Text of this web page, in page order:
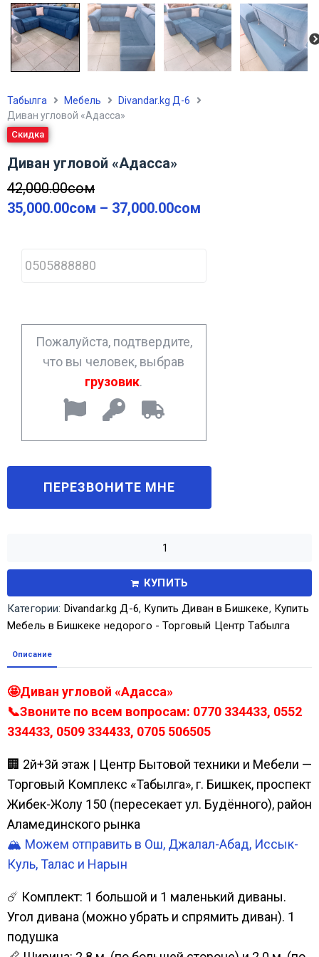
Табылга Мебель
Divandar.kg Д-6
Диван угловой «Адасса»
Скидка
Диван угловой «Адасса»
42,000.00сом
35,000.00сом – 37,000.00сом
h
o
*
Пожалуйста, подтвердите,
что вы человек, выбрав
грузовик.
КУПИТЬ
Категории: Divandar.kg Д-6, Купить Диван в Бишкеке, Купить
Мебель в Бишкеке недорого - Торговый Центр Табылга
Описание
🤩Диван угловой «Адасса»
📞Звоните по всем вопросам: 0770 334433, 0552
334433, 0509 334433, 0705 506505
🏢 2й+3й этаж | Центр Бытовой техники и Мебели —
Торговый Комплекс «Табылга», г. Бишкек, проспект
Жибек-Жолу 150 (пересекает ул. Будённого), район
Аламединского рынка
🏔️ Можем отправить в Ош, Джалал-Абад, Иссык-
Куль, Талас и Нарын
☄️ Комплект: 1 большой и 1 маленький диваны.
Угол дивана (можно убрать и спрямить диван). 1
подушка